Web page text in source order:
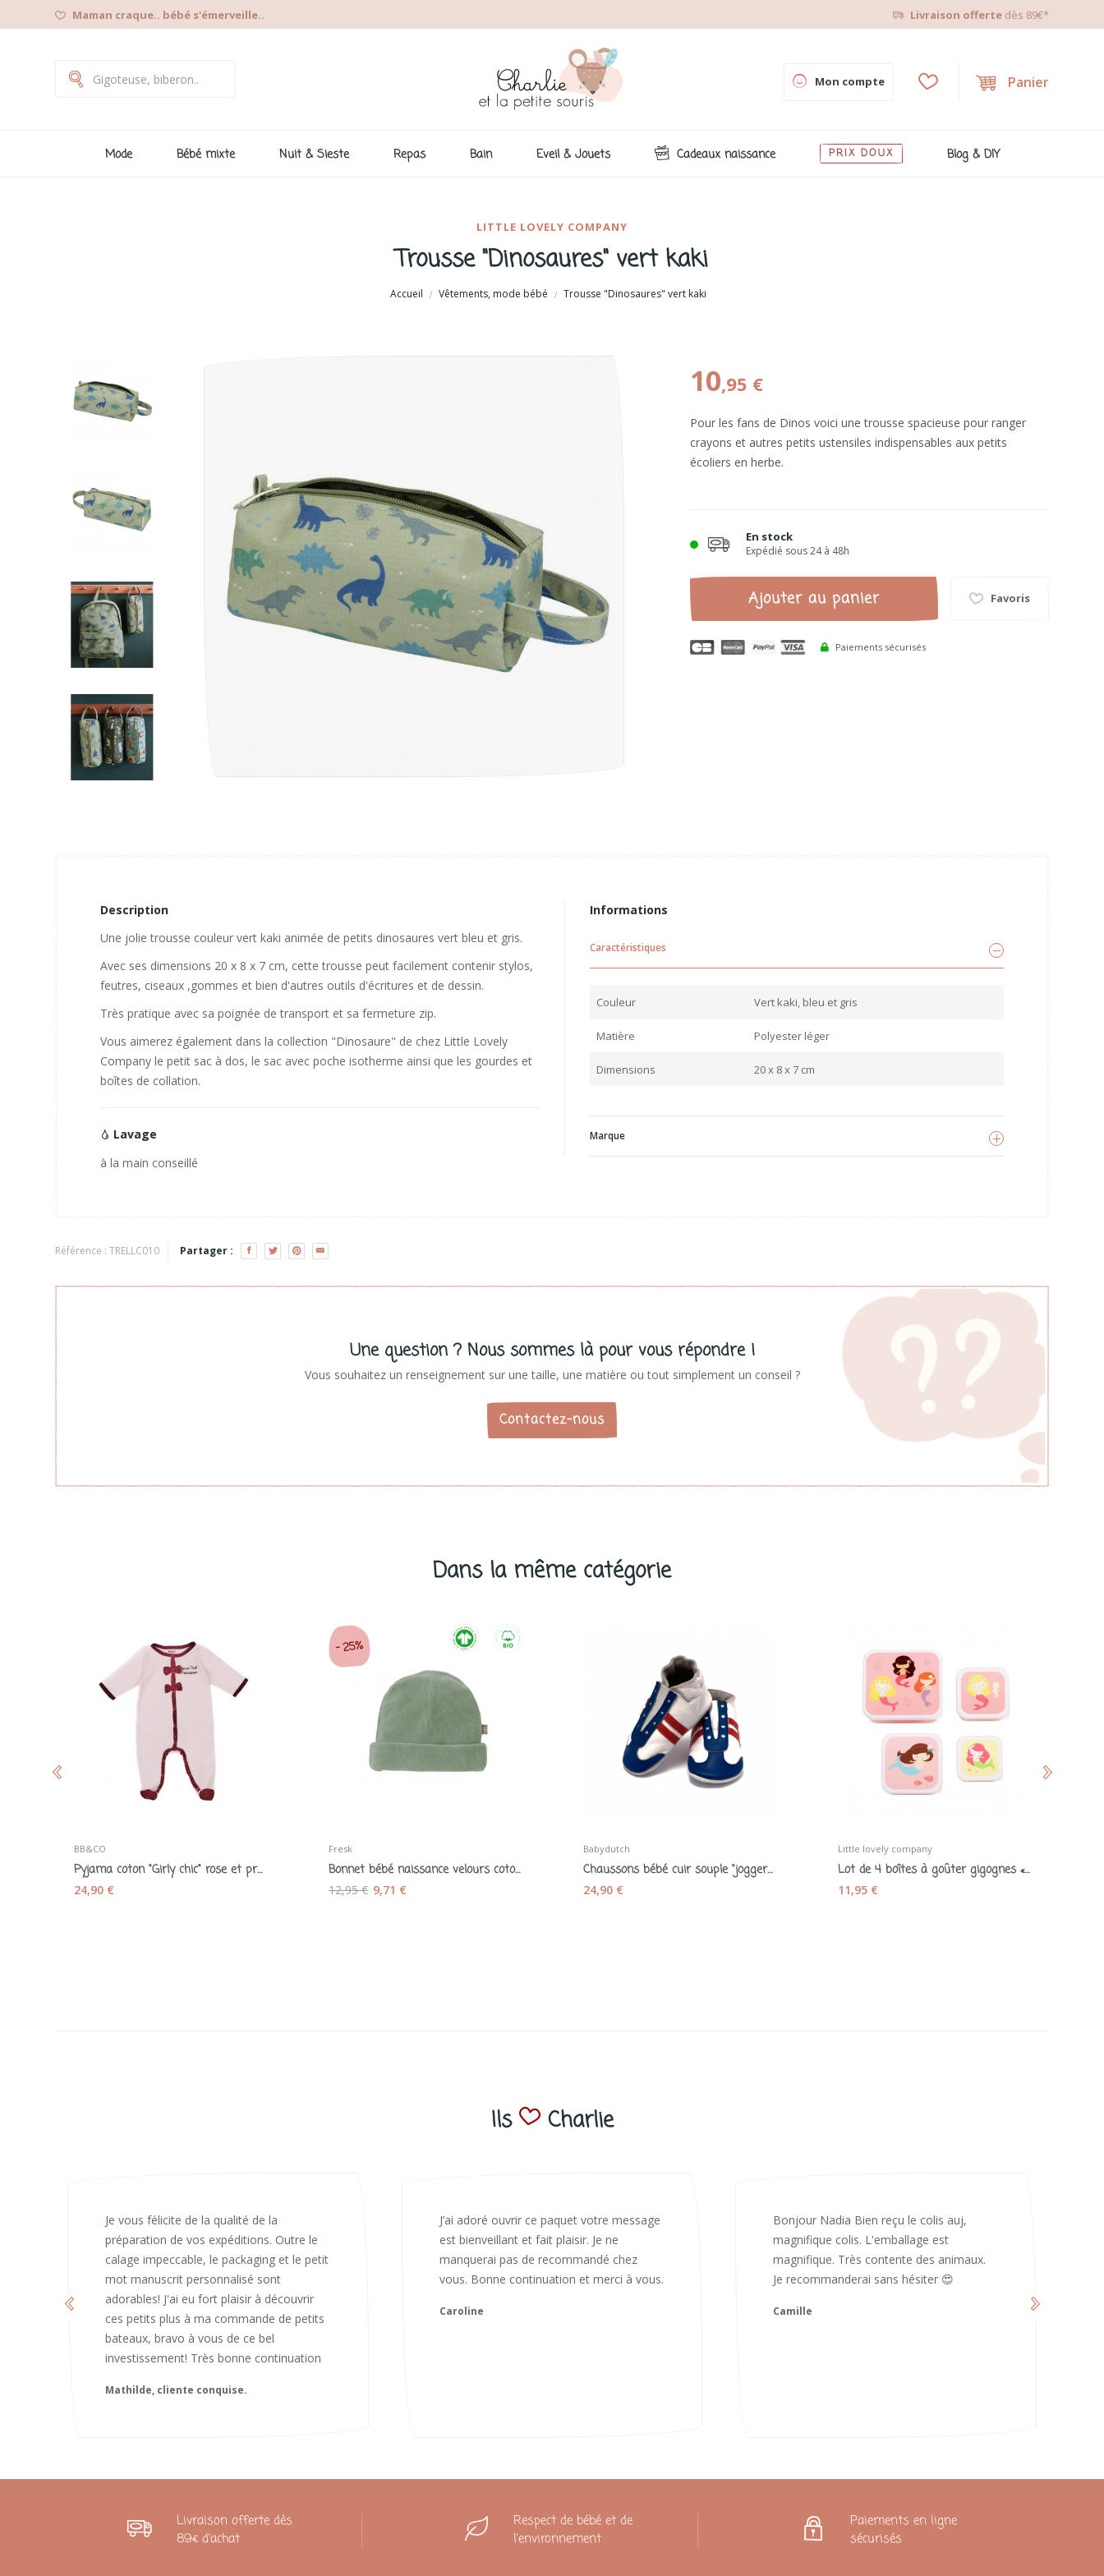
Maman craque.. bébé s'émerveille.. Livraison offerte dès 89€*
Panier
Mon compte
Mode Bébé mixte Nuit & Sieste Repas Bain Eveil & Jouets Cadeaux naissance PRIX DOUX Blog & DIY
LITTLE LOVELY COMPANY
Trousse "Dinosaures" vert kaki
Accueil Vêtements, mode bébé Trousse "Dinosaures" vert kaki
10,95 €
Pour les fans de Dinos voici une trousse spacieuse pour ranger
crayons et autres petits ustensiles indispensables aux petits
écoliers en herbe.
En stock
Expédié sous 24 à 48h
Ajouter au panier Favoris
Paiements sécurisés
Description
Une jolie trousse couleur vert kaki animée de petits dinosaures vert bleu et gris.
Avec ses dimensions 20 x 8 x 7 cm, cette trousse peut facilement contenir stylos,
feutres, ciseaux ,gommes et bien d'autres outils d'écritures et de dessin.
Très pratique avec sa poignée de transport et sa fermeture zip.
Vous aimerez également dans la collection "Dinosaure" de chez Little Lovely
Company le petit sac à dos, le sac avec poche isotherme ainsi que les gourdes et
boîtes de collation.
Lavage
à la main conseillé
Informations
Caractéristiques
Couleur Vert kaki, bleu et gris
Matière Polyester léger
Dimensions 20 x 8 x 7 cm
Marque
Référence : TRELLC010 Partager :
Une question ? Nous sommes là pour vous répondre !
Vous souhaitez un renseignement sur une taille, une matière ou tout simplement un conseil ?
Contactez-nous
Dans la même catégorie
BB&CO
Pyjama coton "Girly chic" rose et prune - BB&CO
24,90 €
Fresk
Bonnet bébé naissance velours coton bio vert...
12,95 € 9,71 €
-25%
Babydutch
Chaussons bébé cuir souple "jogger" bleu blanc...
24,90 €
Little lovely company
Lot de 4 boîtes à goûter gigognes « Sirènes »
11,95 €
Ils Charlie
J’ai adoré ouvrir ce paquet votre message
est bienveillant et fait plaisir. Je ne
manquerai pas de recommandé chez
vous. Bonne continuation et merci à vous.
Bonjour Nadia Bien reçu le colis auj,
magnifique colis. L'emballage est
magnifique. Très contente des animaux.
Je recommanderai sans hésiter 😍
Camille
Merci infiniment, c’est magnifique 😍
d’avoir pris le temps de me répondre.
Nous sommes vraiment contents et
avons hâte de les utiliser 😄 bonne soirée
😍
Livraison offerte dès
89€ d'achat
Respect de bébé et de
l'environnement
Paiements en ligne
sécurisés